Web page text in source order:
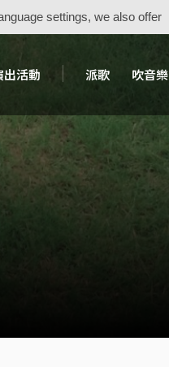
settings, we also offer
出活動 派歌 吹音樂